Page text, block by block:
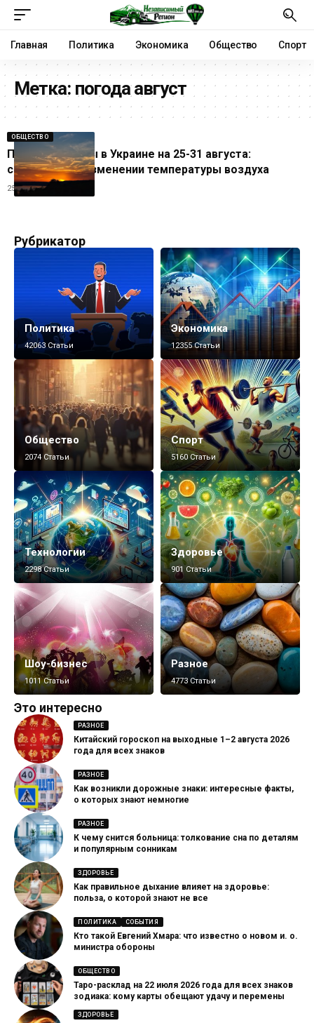
Главная Политика Экономика Общество Спорт
Метка: погода август
ОБЩЕСТВО
Прогноз погоды в Украине на 25-31 августа:
синоптики об изменении температуры воздуха
25.08.2025
Рубрикатор
Политика
42063 Статьи
Экономика
12355 Статьи
Общество
2074 Статьи
Спорт
5160 Статьи
Технологии
2298 Статьи
Здоровье
901 Статьи
Шоу-бизнес
1011 Статьи
Разное
4773 Статьи
Это интересно
РАЗНОЕ
Китайский гороскоп на выходные 1–2 августа 2026
года для всех знаков
РАЗНОЕ
Как возникли дорожные знаки: интересные факты,
о которых знают немногие
РАЗНОЕ
К чему снится больница: толкование сна по деталям
и популярным сонникам
ЗДОРОВЬЕ
Как правильное дыхание влияет на здоровье:
польза, о которой знают не все
ПОЛИТИКА СОБЫТИЯ
Кто такой Евгений Хмара: что известно о новом и. о.
министра обороны
ОБЩЕСТВО
Таро-расклад на 22 июля 2026 года для всех знаков
зодиака: кому карты обещают удачу и перемены
ЗДОРОВЬЕ